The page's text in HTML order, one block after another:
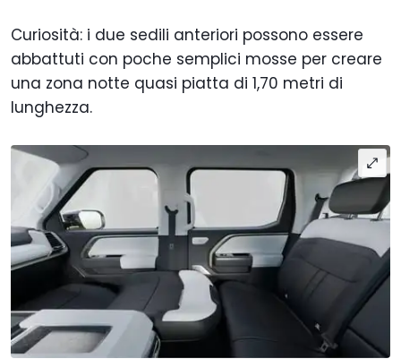
Curiosità: i due sedili anteriori possono essere
abbattuti con poche semplici mosse per creare
una zona notte quasi piatta di 1,70 metri di
lunghezza.